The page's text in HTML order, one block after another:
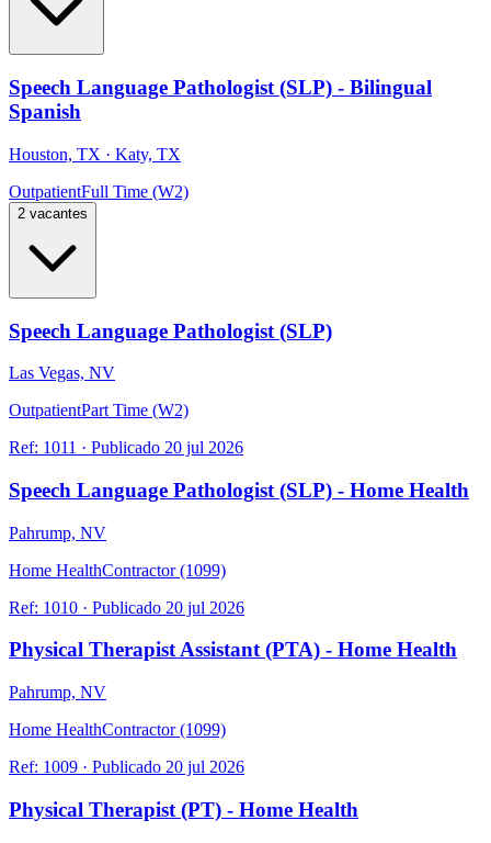
Speech Language Pathologist (SLP) - Bilingual
Spanish
Houston, TX · Katy, TX
OutpatientFull Time (W2)
2 vacantes
Speech Language Pathologist (SLP)
Las Vegas, NV
OutpatientPart Time (W2)
Ref: 1011 · Publicado 20 jul 2026
Speech Language Pathologist (SLP) - Home Health
Pahrump, NV
Home HealthContractor (1099)
Ref: 1010 · Publicado 20 jul 2026
Physical Therapist Assistant (PTA) - Home Health
Pahrump, NV
Home HealthContractor (1099)
Ref: 1009 · Publicado 20 jul 2026
Physical Therapist (PT) - Home Health